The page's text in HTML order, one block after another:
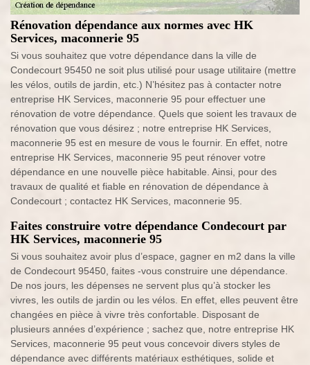
Rénovation dépendance aux normes avec HK
Services, maconnerie 95
Si vous souhaitez que votre dépendance dans la ville de
Condecourt 95450 ne soit plus utilisé pour usage utilitaire (mettre
les vélos, outils de jardin, etc.) N’hésitez pas à contacter notre
entreprise HK Services, maconnerie 95 pour effectuer une
rénovation de votre dépendance. Quels que soient les travaux de
rénovation que vous désirez ; notre entreprise HK Services,
maconnerie 95 est en mesure de vous le fournir. En effet, notre
entreprise HK Services, maconnerie 95 peut rénover votre
dépendance en une nouvelle pièce habitable. Ainsi, pour des
travaux de qualité et fiable en rénovation de dépendance à
Condecourt ; contactez HK Services, maconnerie 95.
Faites construire votre dépendance Condecourt par
HK Services, maconnerie 95
Si vous souhaitez avoir plus d’espace, gagner en m2 dans la ville
de Condecourt 95450, faites -vous construire une dépendance.
De nos jours, les dépenses ne servent plus qu’à stocker les
vivres, les outils de jardin ou les vélos. En effet, elles peuvent être
changées en pièce à vivre très confortable. Disposant de
plusieurs années d’expérience ; sachez que, notre entreprise HK
Services, maconnerie 95 peut vous concevoir divers styles de
dépendance avec différents matériaux esthétiques, solide et